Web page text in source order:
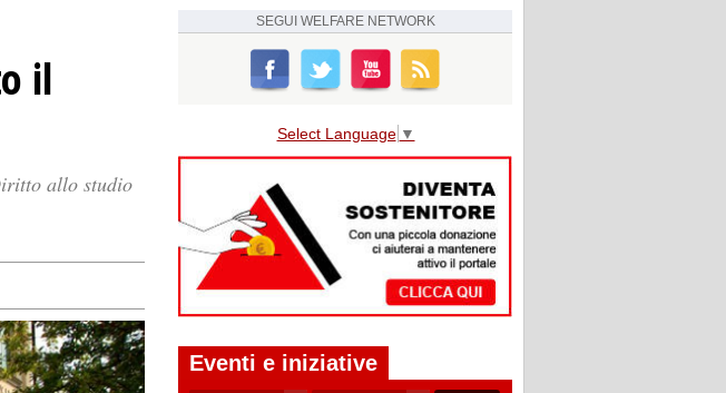
il
allo studio
SEGUI WELFARE NETWORK
Select Language ▼
Eventi e iniziative